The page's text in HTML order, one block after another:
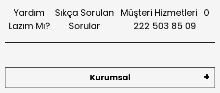
Yardım
Lazım Mı?
Sıkça Sorulan
Sorular
Müşteri Hizmetleri 0
222 503 85 09
Kurumsal